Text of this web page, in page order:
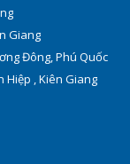
Giang
Đông, Phú Quốc
Hiệp , Kiên Giang